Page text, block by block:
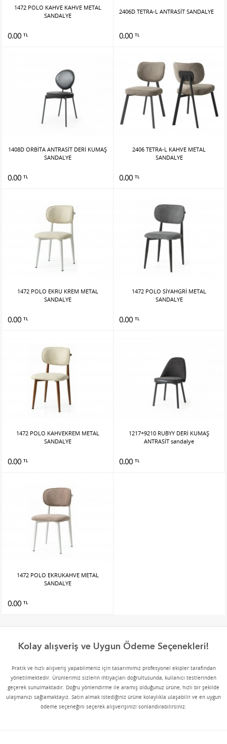
1472 POLO KAHVE KAHVE METAL
SANDALYE
0.00 TL
2406D TETRA-L ANTRASİT SANDALYE
0.00 TL
1408D ORBİTA ANTRASİT DERİ KUMAŞ
SANDALYE
0.00 TL
2406 TETRA-L KAHVE METAL
SANDALYE
0.00 TL
1472 POLO EKRU KREM METAL
SANDALYE
0.00 TL
1472 POLO SİYAHGRİ METAL
SANDALYE
0.00 TL
1472 POLO KAHVEKREM METAL
SANDALYE
0.00 TL
1217+9210 RUBYY DERİ KUMAŞ
ANTRASİT sandalye
0.00 TL
1472 POLO EKRUKAHVE METAL
SANDALYE
0.00 TL
Kolay alışveriş ve Uygun Ödeme Seçenekleri!
Pratik ve hızlı alışveriş yapabilmeniz için tasarımımız profesyonel ekipler tarafından
yönetilmektedir. Ürünlerimiz sizlerin ihtiyaçları doğrultusunda, kullanıcı testlerinden
geçerek sunulmaktadır. Doğru yönlendirme ile aramış olduğunuz ürüne, hızlı bir şekilde
ulaşmanızı sağlamaktayız. Satın almak istediğiniz ürüne kolaylıkla ulaşabilir ve en uygun
ödeme seçeneğini seçerek alışverişinizi sonlandırabilirsiniz.